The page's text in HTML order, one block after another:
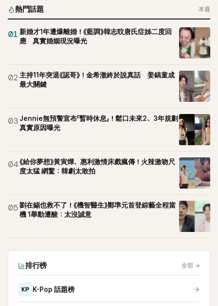
熱門話題 本週
01 新婚才1年遭爆離婚！《藍調》韓志旼唐氏症姊二度回
應 真實婚姻現況曝光
02 主持11年突退《認哥》！金希澈終於說真話 姜鎬童成
最大關鍵
03Jennie無預警宣布「暫時休息」！鬆口未來2、3年規劃
真實原因曝光
04《給你夢想》黃寅燁、惠利激情床戲瘋傳！火辣激吻尺
度太猛 網驚：韓劇太敢拍
05劉在錫也救不了！《機智醫生》鄭準元首登綜藝全程當
機 1舉動遭酸：太沒誠意
排行榜 全部 →
KP K-Pop 話題榜